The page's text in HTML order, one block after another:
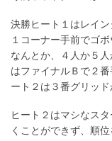
決勝ヒート１はレイン
１コーナー手前でゴ
なんとか、４人か５
はファイナルＢで２
ート２は３番グリッド
ヒート２はマシなス
くことができず、順